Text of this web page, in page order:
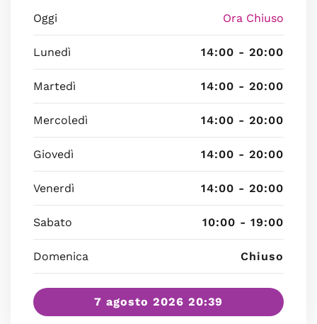
Oggi Ora Chiuso
Lunedì 14:00 - 20:00
Martedì 14:00 - 20:00
Mercoledì 14:00 - 20:00
Giovedì 14:00 - 20:00
Venerdì 14:00 - 20:00
Sabato 10:00 - 19:00
Domenica Chiuso
7 agosto 2026 20:39